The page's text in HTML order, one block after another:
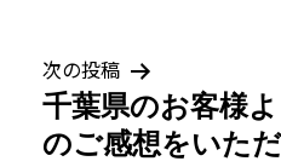
ゲ
ー
次の投稿
千葉県のお客様
のご感想をいた